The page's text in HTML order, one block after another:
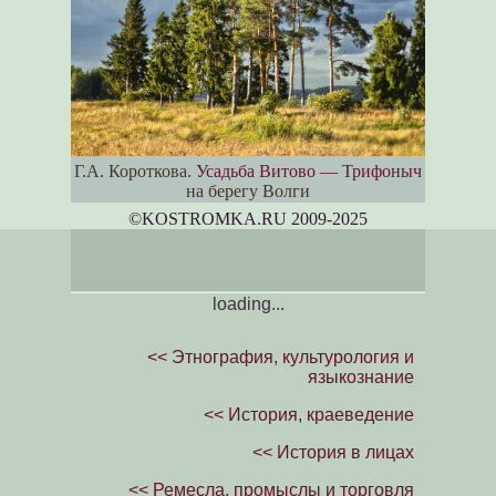
Г.А. Короткова. Усадьба Витово — Трифоныч
на берегу Волги
©KOSTROMKA.RU 2009-2025
loading...
<< Этнография, культурология и
языкознание
<< История, краеведение
<< История в лицах
<< Ремесла, промыслы и торговля